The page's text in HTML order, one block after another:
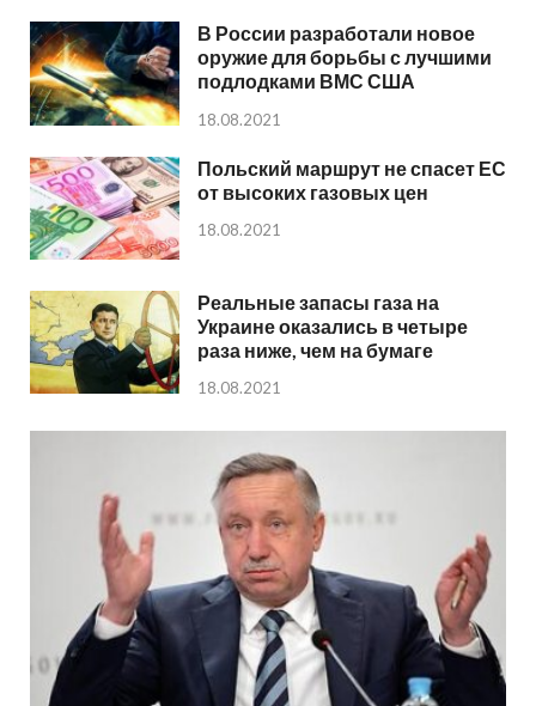
В России разработали новое
оружие для борьбы с лучшими
подлодками ВМС США
18.08.2021
Польский маршрут не спасет ЕС
от высоких газовых цен
18.08.2021
Реальные запасы газа на
Украине оказались в четыре
раза ниже, чем на бумаге
18.08.2021